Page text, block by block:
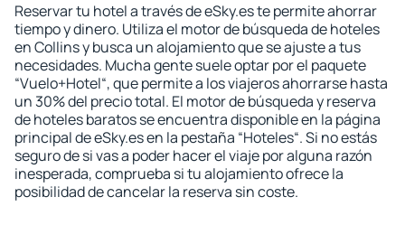
Reservar tu hotel a través de eSky.es te permite ahorrar
tiempo y dinero. Utiliza el motor de búsqueda de hoteles
en Collins y busca un alojamiento que se ajuste a tus
necesidades. Mucha gente suele optar por el paquete
“Vuelo+Hotel“, que permite a los viajeros ahorrarse hasta
un 30% del precio total. El motor de búsqueda y reserva
de hoteles baratos se encuentra disponible en la página
principal de eSky.es en la pestaña “Hoteles“. Si no estás
seguro de si vas a poder hacer el viaje por alguna razón
inesperada, comprueba si tu alojamiento ofrece la
posibilidad de cancelar la reserva sin coste.